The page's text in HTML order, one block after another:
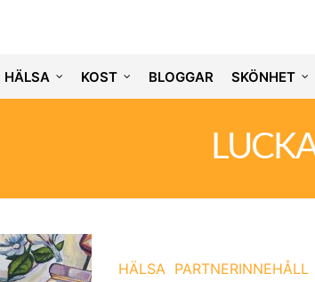
HÄLSA KOST BLOGGAR SKÖNHET
HÄLSA PARTNERINNEHÅLL